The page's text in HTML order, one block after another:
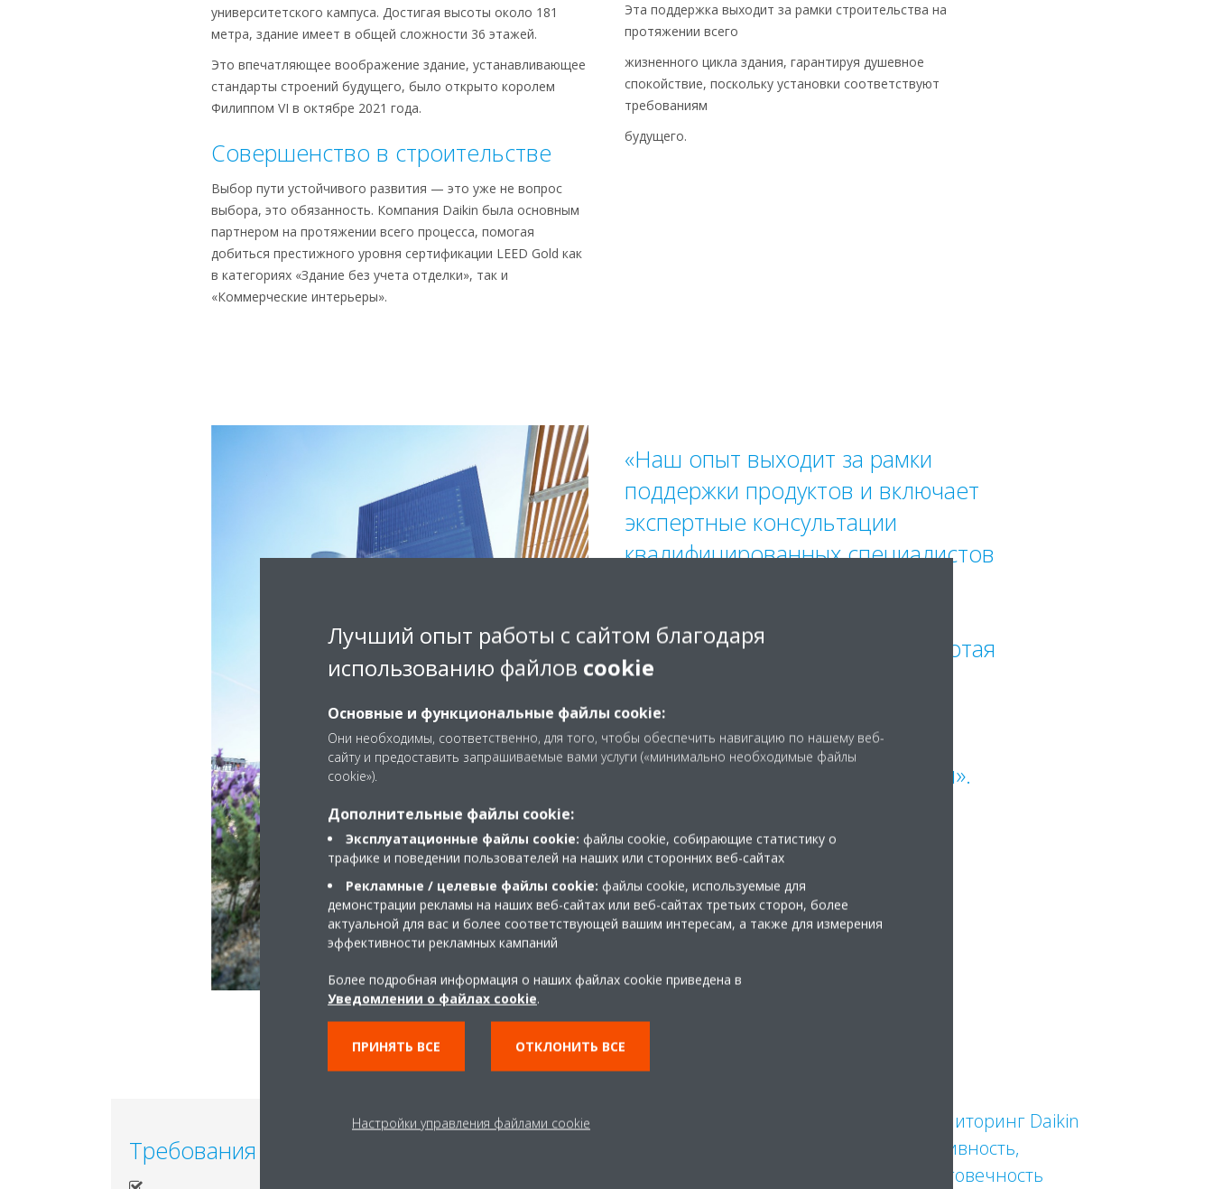
университетского кампуса. Достигая высоты около 181
метра, здание имеет в общей сложности 36 этажей.
Это впечатляющее воображение здание, устанавливающее
стандарты строений будущего, было открыто королем
Филиппом VI в октябре 2021 года.
Совершенство в строительстве
Выбор пути устойчивого развития — это уже не вопрос
выбора, это обязанность. Компания Daikin была основным
партнером на протяжении всего процесса, помогая
добиться престижного уровня сертификации LEED Gold как
в категориях «Здание без учета отделки», так и
«Коммерческие интерьеры».
Эта поддержка выходит за рамки строительства на
протяжении всего
жизненного цикла здания, гарантируя душевное
спокойствие, поскольку установки соответствуют
требованиям
будущего.
«Наш опыт выходит за рамки
поддержки продуктов и включает
экспертные консультации
квалифицированных специалистов
проектирования и оценки. Работая
вместе, мы достигаем как
экологических целей наших
клиентов, так и высочайших
эксплуатационных показателей».
Требования к проекту
Интеграция дает
Облачный ИИ-мониторинг Daikin
повышает эффективность,
надежность и долговечность
Лучший опыт работы с сайтом благодаря
использованию файлов cookie
Основные и функциональные файлы cookie:
Они необходимы, соответственно, для того, чтобы обеспечить навигацию по нашему веб-
сайту и предоставить запрашиваемые вами услуги («минимально необходимые файлы
cookie»).
Дополнительные файлы cookie:
Эксплуатационные файлы cookie: файлы cookie, собирающие статистику о
трафике и поведении пользователей на наших или сторонних веб-сайтах
Рекламные / целевые файлы cookie: файлы cookie, используемые для
демонстрации рекламы на наших веб-сайтах или веб-сайтах третьих сторон, более
актуальной для вас и более соответствующей вашим интересам, а также для измерения
эффективности рекламных кампаний
Более подробная информация о наших файлах cookie приведена в
Уведомлении о файлах cookie.
ПРИНЯТЬ ВСЕ ОТКЛОНИТЬ ВСЕ
Настройки управления файлами cookie